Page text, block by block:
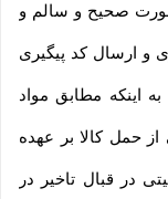
صحیح و سالم و
و ارسال کد پیگیری
اینکه مطابق مواد
از حمل کالا بر عهده
در قبال تاخیر در